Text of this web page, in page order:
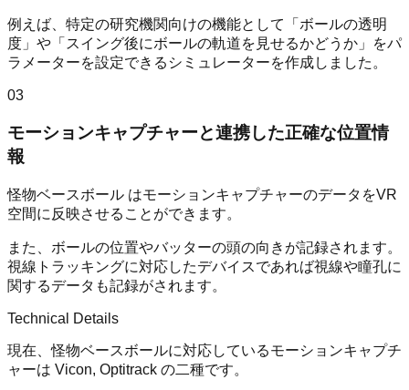
例えば、特定の研究機関向けの機能として「ボールの透明
度」や「スイング後にボールの軌道を見せるかどうか」をパ
ラメーターを設定できるシミュレーターを作成しました。
03
モーションキャプチャーと連携した正確な位置情
報
怪物ベースボール はモーションキャプチャーのデータをVR
空間に反映させることができます。
また、ボールの位置やバッターの頭の向きが記録されます。
視線トラッキングに対応したデバイスであれば視線や瞳孔に
関するデータも記録がされます。
Technical Details
現在、怪物ベースボールに対応しているモーションキャプチ
ャーは Vicon, Optitrack の二種です。